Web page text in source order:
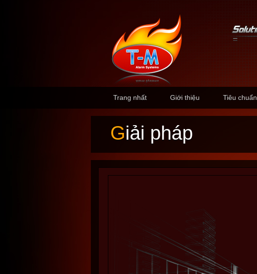
Trang nhất Giới thiệu Tiêu chuẩn
Giải pháp